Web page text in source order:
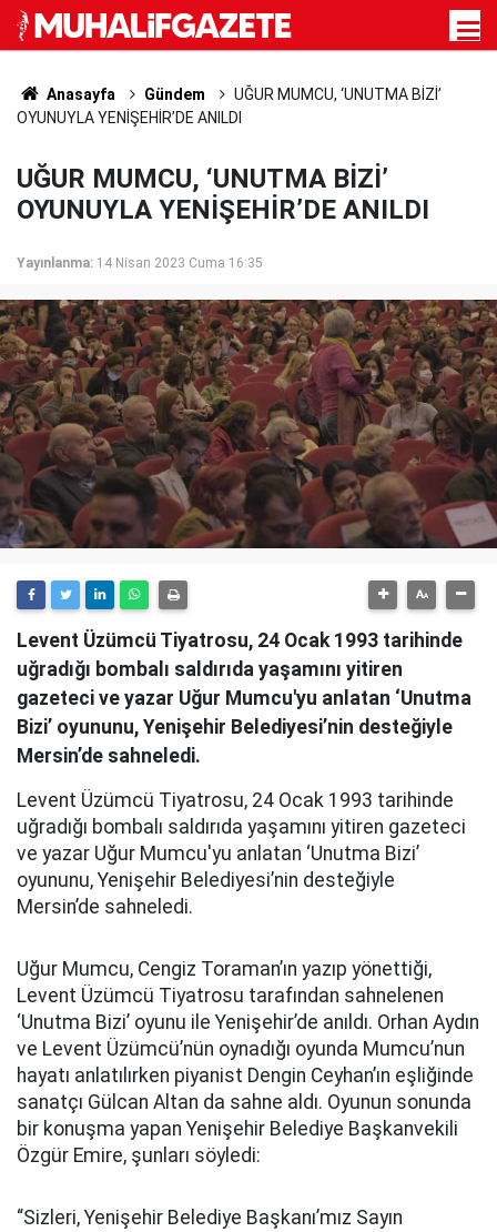
Anasayfa Gündem
UĞUR MUMCU, ‘UNUTMA BİZİ’
OYUNUYLA YENİŞEHİR’DE ANILDI
UĞUR MUMCU, ‘UNUTMA BİZİ’
OYUNUYLA YENİŞEHİR’DE ANILDI
Yayınlanma: 14 Nisan 2023 Cuma 16:35
Levent Üzümcü Tiyatrosu, 24 Ocak 1993 tarihinde
uğradığı bombalı saldırıda yaşamını yitiren
gazeteci ve yazar Uğur Mumcu'yu anlatan ‘Unutma
Bizi’ oyununu, Yenişehir Belediyesi’nin desteğiyle
Mersin’de sahneledi.
Levent Üzümcü Tiyatrosu, 24 Ocak 1993 tarihinde
uğradığı bombalı saldırıda yaşamını yitiren gazeteci
ve yazar Uğur Mumcu'yu anlatan ‘Unutma Bizi’
oyununu, Yenişehir Belediyesi’nin desteğiyle
Mersin’de sahneledi.
Uğur Mumcu, Cengiz Toraman’ın yazıp yönettiği,
Levent Üzümcü Tiyatrosu tarafından sahnelenen
‘Unutma Bizi’ oyunu ile Yenişehir’de anıldı. Orhan Aydın
ve Levent Üzümcü’nün oynadığı oyunda Mumcu’nun
hayatı anlatılırken piyanist Dengin Ceyhan’ın eşliğinde
sanatçı Gülcan Altan da sahne aldı. Oyunun sonunda
bir konuşma yapan Yenişehir Belediye Başkanvekili
Özgür Emire, şunları söyledi:
“Sizleri, Yenişehir Belediye Başkanı’mız Sayın